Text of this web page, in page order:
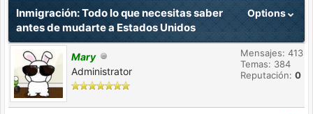
Options
Inmigración: Todo lo que necesitas saber
antes de mudarte a Estados Unidos
Mary
Administrator
Mensajes: 413
Temas: 384
Reputación: 0